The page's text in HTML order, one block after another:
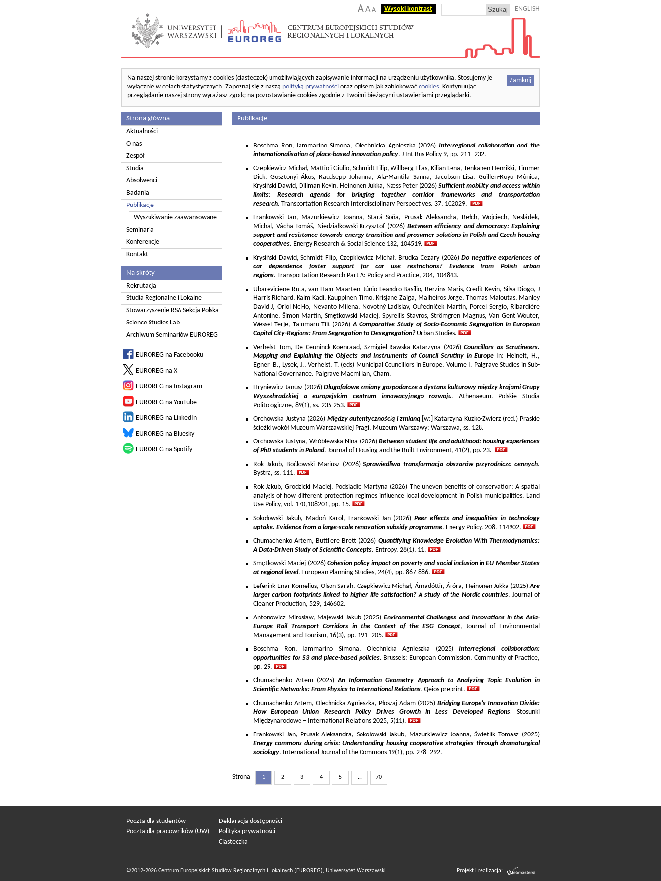
AA A Wysoki kontrast ENGLISH
Zamknij
Na naszej stronie korzystamy z cookies (ciasteczek) umożliwiających zapisywanie informacji na urządzeniu użytkownika. Stosujemy je
wyłącznie w celach statystycznych. Zapoznaj się z naszą polityką prywatności oraz opisem jak zablokować cookies. Kontynuując
przeglądanie naszej strony wyrażasz zgodę na pozostawianie cookies zgodnie z Twoimi bieżącymi ustawieniami przeglądarki.
Strona główna
Aktualności
O nas
Zespół
Studia
Absolwenci
Badania
Publikacje
Wyszukiwanie zaawansowane
Seminaria
Konferencje
Kontakt
Na skróty
Rekrutacja
Studia Regionalne i Lokalne
Stowarzyszenie RSA Sekcja Polska
Science Studies Lab
Archiwum Seminariów EUROREG
EUROREG na Facebooku
EUROREG na X
EUROREG na Instagram
EUROREG na YouTube
EUROREG na LinkedIn
EUROREG na Bluesky
EUROREG na Spotify
Publikacje
Boschma Ron, Iammarino Simona, Olechnicka Agnieszka (2026) Interregional collaboration and the
internationalisation of place-based innovation policy. J Int Bus Policy 9, pp. 211–232.
Czepkiewicz Michał, Mattioli Giulio, Schmidt Filip, Willberg Elias, Kilian Lena, Tenkanen Henrikki, Timmer
Dick, Gosztonyi Ákos, Raudsepp Johanna, Ala-Mantila Sanna, Jacobson Lisa, Guillen-Royo Mònica,
Krysiński Dawid, Dillman Kevin, Heinonen Jukka, Næss Peter (2026) Sufficient mobility and access within
limits: Research agenda for bringing together corridor frameworks and transportation
research. Transportation Research Interdisciplinary Perspectives, 37, 102029.
Frankowski Jan, Mazurkiewicz Joanna, Stará Soňa, Prusak Aleksandra, Bełch, Wojciech, Nesládek,
Michal, Vácha Tomáš, Niedziałkowski Krzysztof (2026) Between efficiency and democracy: Explaining
support and resistance towards energy transition and prosumer solutions in Polish and Czech housing
cooperatives. Energy Research & Social Science 132, 104519.
Krysiński Dawid, Schmidt Filip, Czepkiewicz Michał, Brudka Cezary (2026)Do negative experiences of
car dependence foster support for car use restrictions? Evidence from Polish urban
regions. Transportation Research Part A: Policy and Practice, 204, 104843.
Ubareviciene Ruta, van Ham Maarten, Júnio Leandro Basílio, Berzins Maris, Credit Kevin, Silva Diogo, J
Harris Richard, Kalm Kadi, Kauppinen Timo, Krisjane Zaiga, Malheiros Jorge, Thomas Maloutas, Manley
David J, Oriol Nel-lo, Nevanto Milena, Novotný Ladislav, Ouředníček Martin, Porcel Sergio, Ribardière
Antonine, Šimon Martin, Smętkowski Maciej, Spyrellis Stavros, Strömgren Magnus, Van Gent Wouter,
Wessel Terje, Tammaru Tiit (2026)A Comparative Study of Socio-Economic Segregation in European
Capital City-Regions: From Segregation to Desegregation?Urban Studies.
Verhelst Tom, De Ceuninck Koenraad, Szmigiel-Rawska Katarzyna (2026) Councillors as Scrutineers.
Mapping and Explaining the Objects and Instruments of Council Scrutiny in EuropeIn: Heinelt, H.,
Egner, B., Lysek, J., Verhelst, T. (eds) Municipal Councillors in Europe, Volume I. Palgrave Studies in Sub-
National Governance. Palgrave Macmillan, Cham.
Hryniewicz Janusz (2026) Długofalowe zmiany gospodarcze a dystans kulturowy między krajami Grupy
Wyszehradzkiej a europejskim centrum innowacyjnego rozwoju. Athenaeum. Polskie Studia
Politologiczne, 89(1), ss. 235-253.
Orchowska Justyna (2026) Między autentycznością i zmianą [w:] Katarzyna Kuzko-Zwierz (red.) Praskie
ścieżki wokół Muzeum Warszawskiej Pragi, Muzeum Warszawy: Warszawa, ss. 128.
Orchowska Justyna, Wróblewska Nina (2026)Between student life and adulthood: housing experiences
of PhD students in Poland. Journal of Housing and the Built Environment, 41(2), pp. 23.
Rok Jakub, Boćkowski Mariusz (2026)Sprawiedliwa transformacja obszarów przyrodniczo cennych.
Bystra, ss. 111.
Rok Jakub, Grodzicki Maciej, Podsiadło Martyna (2026) The uneven benefits of conservation: A spatial
analysis of how different protection regimes influence local development in Polish municipalities. Land
Use Policy, vol. 170,108201, pp. 15.
Sokołowski Jakub, Madoń Karol, Frankowski Jan (2026)Peer effects and inequalities in technology
uptake. Evidence from a large-scale renovation subsidy programme. Energy Policy, 208, 114902.
Chumachenko Artem, Buttliere Brett (2026) Quantifying Knowledge Evolution With Thermodynamics:
A Data-Driven Study of Scientific Concepts. Entropy, 28(1), 11.
Smętkowski Maciej (2026) Cohesion policy impact on poverty and social inclusion in EU Member States
at regional level. European Planning Studies, 24(4), pp. 867-886.
Leferink Enar Kornelius, Olson Sarah, Czepkiewicz Michał, Árnadóttir, Áróra, Heinonen Jukka (2025)Are
larger carbon footprints linked to higher life satisfaction? A study of the Nordic countries. Journal of
Cleaner Production, 529, 146602.
Antonowicz Mirosław, Majewski Jakub (2025) Environmental Challenges and Innovations in the Asia-
Europe Rail Transport Corridors in the Context of the ESG Concept, Journal of Environmental
Management and Tourism, 16(3), pp. 191–205.
Boschma Ron, Iammarino Simona, Olechnicka Agnieszka (2025)Interregional collaboration:
opportunities for S3 and place-based policies. Brussels: European Commission, Community of Practice,
pp. 29.
Chumachenko Artem (2025)An Information Geometry Approach to Analyzing Topic Evolution in
Scientific Networks: From Physics to International Relations. Qeios preprint.
Chumachenko Artem, Olechnicka Agnieszka, Płoszaj Adam (2025) Bridging Europe’s Innovation Divide:
How European Union Research Policy Drives Growth in Less Developed Regions. Stosunki
Międzynarodowe – International Relations 2025, 5(11).
Frankowski Jan, Prusak Aleksandra, Sokołowski Jakub, Mazurkiewicz Joanna, Świetlik Tomasz (2025)
Energy commons during crisis: Understanding housing cooperative strategies through dramaturgical
sociology. International Journal of the Commons 19(1), pp. 278–292.
Strona 1 2 3 4 5 ... 70
Poczta dla studentów
Poczta dla pracowników (UW)
Deklaracja dostępności
Polityka prywatności
Ciasteczka
©2012-2026 Centrum Europejskich Studiów Regionalnych i Lokalnych (EUROREG), Uniwersytet Warszawski Projekt i realizacja: